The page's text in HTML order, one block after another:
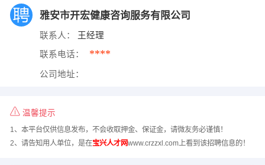
雅安市开宏健康咨询服务有限公司
联系人： 王经理
联系电话： ****
公司地址：
温馨提示
1、本平台仅供信息发布，不会收取押金、保证金，请微友务必谨慎！
2、请告知用人单位，是在宝兴人才网www.crzzxl.com上看到该招聘信息的！